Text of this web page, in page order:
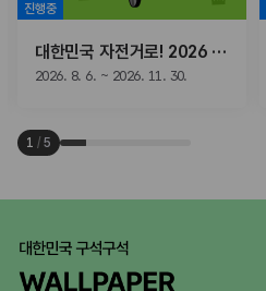
진행중
대한민국 자전거로! 2026 동네방네 라이딩
2026. 8. 6. ~ 2026. 11. 30.
1 / 5